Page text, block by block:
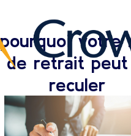
pourquoi votre
de retrait peut
reculer